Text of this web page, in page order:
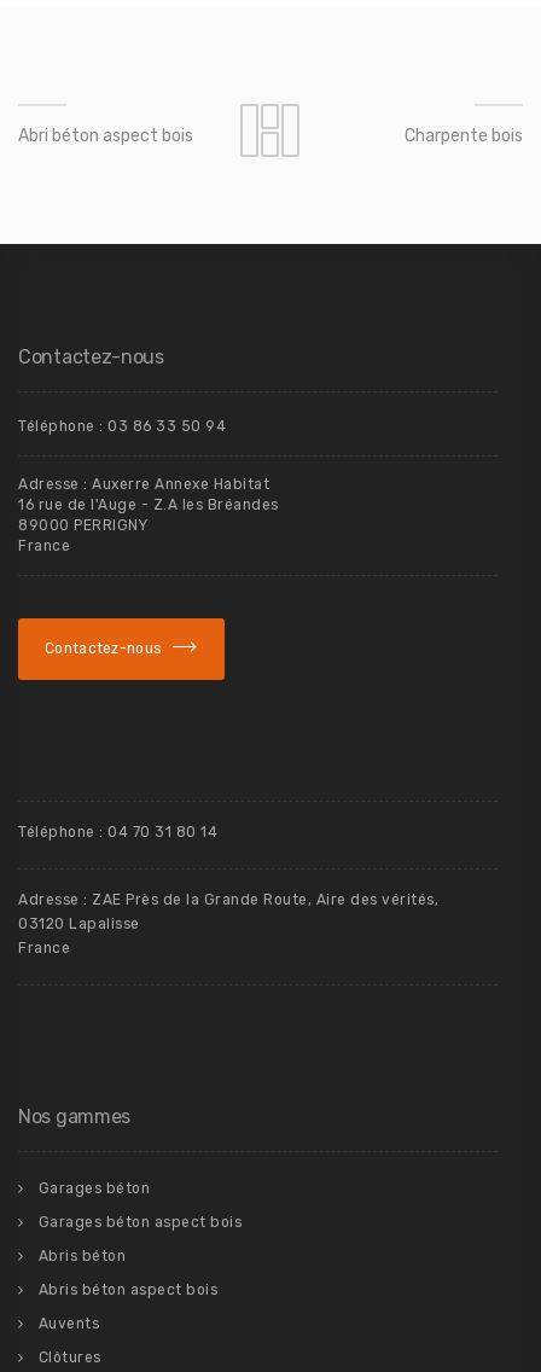
Abri béton aspect bois Charpente bois
Contactez-nous
Téléphone : 03 86 33 50 94
Adresse : Auxerre Annexe Habitat
16 rue de l'Auge - Z.A les Bréandes
89000 PERRIGNY
France
Contactez-nous
Téléphone : 04 70 31 80 14
Adresse : ZAE Près de la Grande Route, Aire des vérités,
03120 Lapalisse
France
Nos gammes
Garages béton
Garages béton aspect bois
Abris béton
Abris béton aspect bois
Auvents
Clôtures